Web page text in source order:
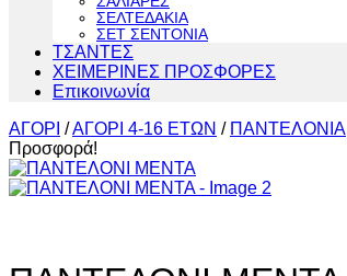
ΣΕΛΤΕΔΑΚΙΑ
ΣΕΤ ΣΕΝΤΟΝΙΑ
ΤΣΑΝΤΕΣ
ΧΕΙΜΕΡΙΝΕΣ ΠΡΟΣΦΟΡΕΣ
Επικοινωνία
ΑΓΟΡΙ /ΑΓΟΡΙ 4-16 ΕΤΩΝ / ΠΑΝΤΕΛΟΝΙΑ
Προσφορά!